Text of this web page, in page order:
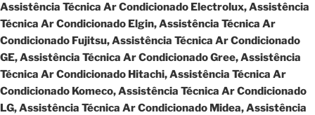
Assistência Técnica Ar Condicionado Electrolux, Assistência
Técnica Ar Condicionado Elgin, Assistência Técnica Ar
Condicionado Fujitsu, Assistência Técnica Ar Condicionado
GE, Assistência Técnica Ar Condicionado Gree, Assistência
Técnica Ar Condicionado Hitachi, Assistência Técnica Ar
Condicionado Komeco, Assistência Técnica Ar Condicionado
LG, Assistência Técnica Ar Condicionado Midea, Assistência